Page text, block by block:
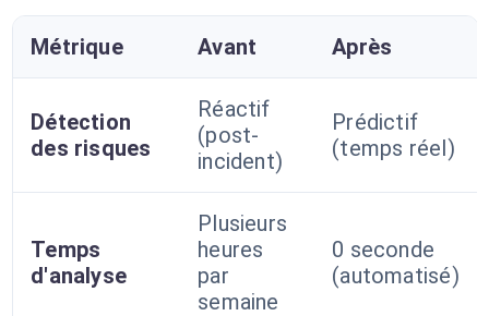
Métrique Avant Après
Détection
des risques
Réactif
(post-
incident)
Prédictif
(temps réel)
Temps
d'analyse
Plusieurs
heures
par
semaine
0 seconde
(automatisé)